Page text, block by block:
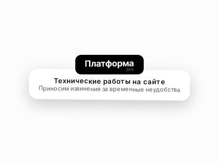
Технические работы на сайте
Приносим извинения за временные неудобства